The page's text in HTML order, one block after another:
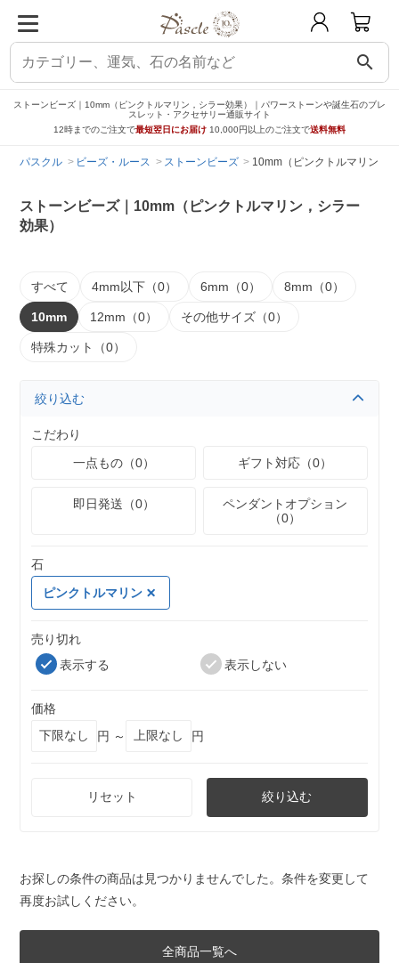
search
ストーンビーズ｜10mm（ピンクトルマリン，シラー効果）｜パワーストーンや誕生石のブレ
スレット・アクセサリー通販サイト
12時までのご注文で最短翌日にお届け 10,000円以上のご注文で送料無料
パスクル ビーズ・ルース ストーンビーズ 10mm（ピンクトルマリン，
ストーンビーズ｜10mm（ピンクトルマリン，シラー
効果）
すべて 4mm以下（0） 6mm（0） 8mm（0）
10mm 12mm（0） その他サイズ（0）
特殊カット（0）
絞り込む
こだわり
一点もの（0）
ギフト対応（0）
即日発送（0）
ペンダントオプション
（0）
石
ピンクトルマリン
売り切れ
表示する
表示しない
価格
円 ～
円
リセット 絞り込む
お探しの条件の商品は見つかりませんでした。条件を変更して
再度お試しください。
全商品一覧へ